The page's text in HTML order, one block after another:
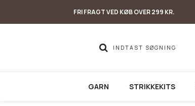
FRI FRAGT VED KØB OVER 299 KR.
GARN STRIKKEKITS